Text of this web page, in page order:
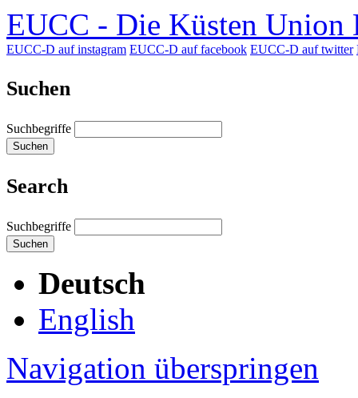
EUCC - Die Küsten Union
EUCC-D auf instagram EUCC-D auf facebook EUCC-D auf twitter
Suchen
Suchbegriffe
Suchen
Search
Suchbegriffe
Suchen
Deutsch
English
Navigation überspringen